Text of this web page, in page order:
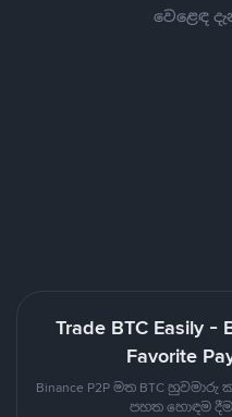
වෙළෙඳ
Trade BTC Easily -
Favorite
Binance P2P මත BTC
පහත හොඳම